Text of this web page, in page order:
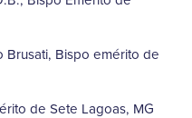
Brusati, Bispo emérito de
de Sete Lagoas, MG